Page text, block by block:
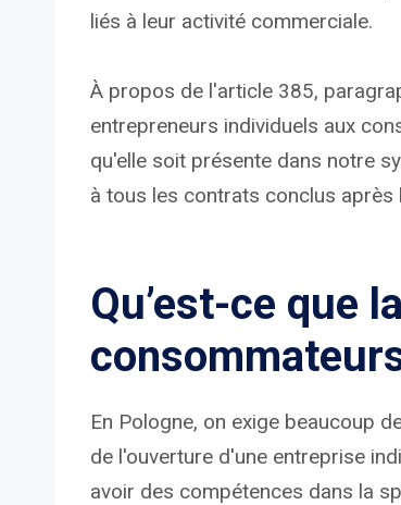
liés à leur activité commerciale.
À propos de l'article 385,
entrepreneurs individuels aux
qu'elle soit présente dans notre
à tous les contrats conclus après
Qu’est-ce que
En Pologne, on exige beaucoup
de l'ouverture d'une entreprise
avoir des compétences dans la